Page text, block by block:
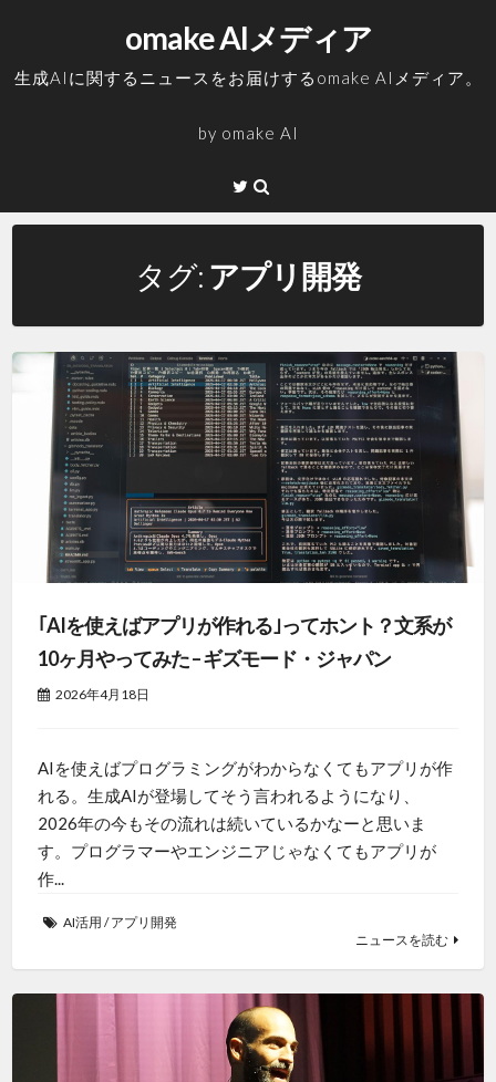
ッ
omake AIメディア
生成AIに関するニュースをお届けするomake AIメディア。
by omake AI
Twitter
タグ: アプリ開発
｢AIを使えばアプリが作れる｣ってホント？文系が
10ヶ月やってみた – ギズモード・ジャパン
2026年4月18日
AIを使えばプログラミングがわからなくてもアプリが作
れる。生成AIが登場してそう言われるようになり、
2026年の今もその流れは続いているかなーと思いま
す。プログラマーやエンジニアじゃなくてもアプリが
作...
AI活用 /アプリ開発
ニュースを読む